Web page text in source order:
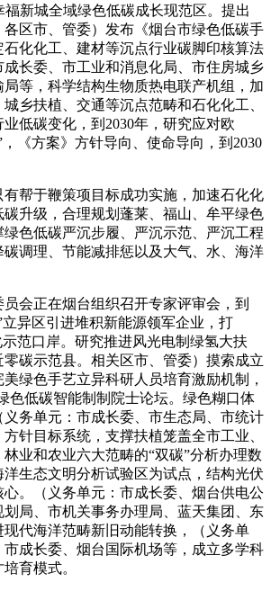
福新城全域绿色低碳成长现范区。提出
区市、管委）发布《烟台市绿色低碳手
化化工、建材等沉点行业碳脚印核算法
成长委、市工业和消息化局、市住房城乡
等，科学结构生物质热电联产机组，加
乡扶植、交通等沉点范畴和石化化工、
低碳变化，到2030年，研究应对欧
《方案》方针导向、使命导向，到2030
帮于鞭策项目标成功实施，加速石化化
升级，合理规划蓬莱、福山、牟平绿色
色低碳严沉步履、严沉示范、严沉工程
调理、节能减排惩以及大气、水、海洋
正在烟台组织召开专家评审会，到
立异区引进堆积新能源领军企业，打
范口岸。研究推进风光电制绿氢大扶
碳示范县。相关区市、管委）摸索成立
绿色手艺立异科研人员培育激励机制，
色低碳智能制制院士论坛。绿色糊口体
务单元：市成长委、市生态局、市统计
针目标系统，支撑扶植笼盖全市工业、
业和农业六大范畴的“双碳”分析办理数
生态文明分析试验区为试点，结构光伏
。（义务单元：市成长委、烟台供电公
局、市机关事务办理局、蓝天集团、东
代海洋范畴新旧动能转换，（义务单
成长委、烟台国际机场等，成立多学科
育模式。